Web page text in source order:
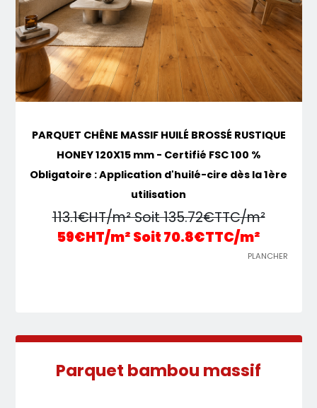
PARQUET CHÊNE MASSIF HUILÉ BROSSÉ RUSTIQUE
HONEY 120X15 mm - Certifié FSC 100 %
Obligatoire : Application d'huilé-cire dès la 1ère
utilisation
113.1€HT/m² Soit 135.72€TTC/m²
59€HT/m² Soit 70.8€TTC/m²
PLANCHER
Parquet bambou massif